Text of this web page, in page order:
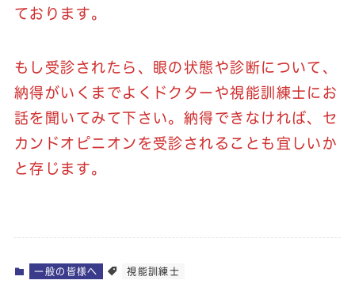
ております。
もし受診されたら、眼の状態や診断について、
納得がいくまでよくドクターや視能訓練士にお
話を聞いてみて下さい。納得できなければ、セ
カンドオピニオンを受診されることも宜しいか
と存じます。
一般の皆様へ 視能訓練士